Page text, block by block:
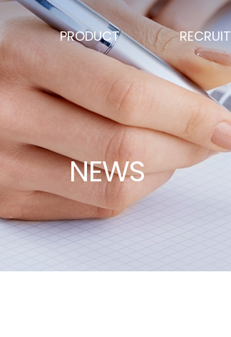
PRODUCT RECRUIT
NEWS